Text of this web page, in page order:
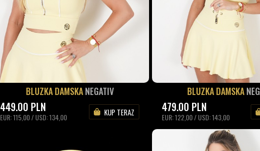
BLUZKA DAMSKANEGATIV
449.00 PLN
EUR: 115,00 / USD: 134,00 KUP TERAZ
BLUZKA DAMSKA
479.00 PLN
EUR: 122,00 / USD: 143,00